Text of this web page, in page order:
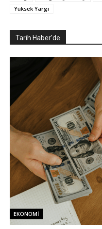
Yüksek Yargı
Tarih Haber'de
EKONOMI